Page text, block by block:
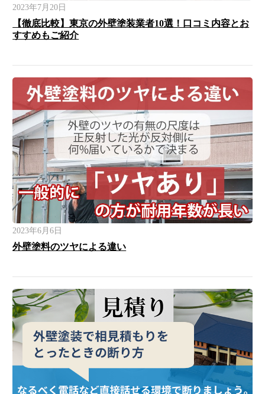
2023年7月20日
【徹底比較】東京の外壁塗装業者10選！口コミ内容とお
すすめもご紹介
2023年6月6日
外壁塗料のツヤによる違い